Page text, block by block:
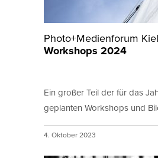
Photo+Medienforum Kiel
Workshops 2024
Ein großer Teil der für das
geplanten Workshops und
4. Oktober 2023